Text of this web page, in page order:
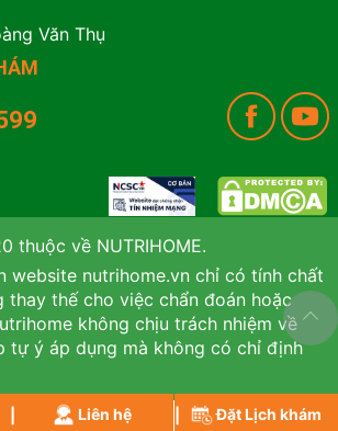
Văn Thụ
thuộc về NUTRIHOME.
website nutrihome.vn chỉ có tính chất
thay thế cho việc chẩn đoán hoặc
không chịu trách nhiệm về
tự ý áp dụng mà không có chỉ định
Liên hệ Đặt Lịch khám